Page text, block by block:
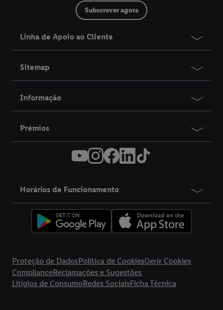
Subscrever agora
Linha de Apoio ao Cliente
Sitemap
Informação
Prémios
Horários de Funcionamento
Proteção de DadosPolítica de CookiesGerir Cookies
ComplianceReclamações e Sugestões
Litígios de ConsumoRedes SociaisFicha Técnica